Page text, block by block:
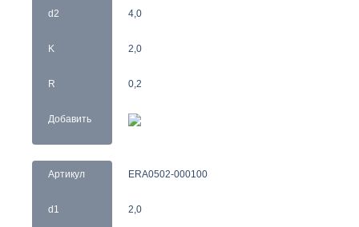
d2
K
R
Добавить
4,0
2,0
0,2
Артикул
d1
ERA0502-000100
2,0